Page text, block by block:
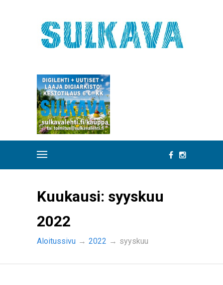
Kuukausi: syyskuu
2022
Aloitussivu → 2022 → syyskuu